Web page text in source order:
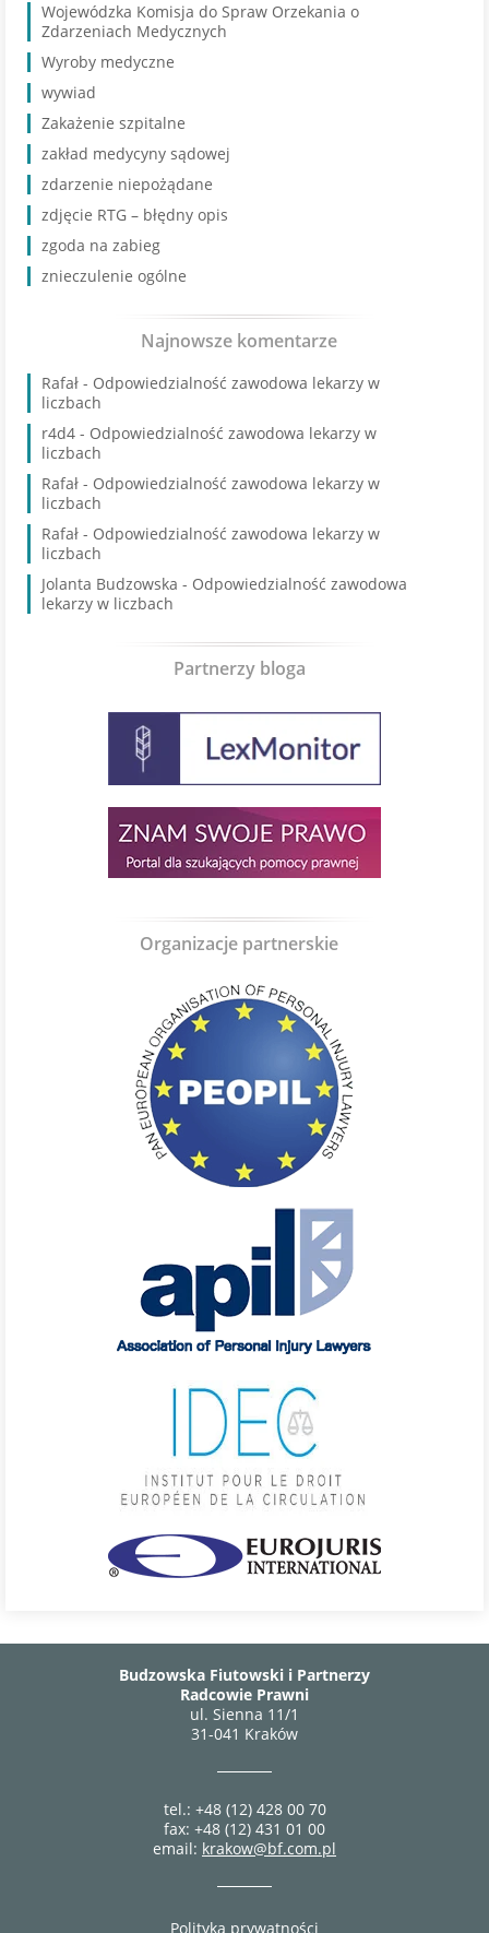
Wojewódzka Komisja do Spraw Orzekania o
Zdarzeniach Medycznych
Wyroby medyczne
wywiad
Zakażenie szpitalne
zakład medycyny sądowej
zdarzenie niepożądane
zdjęcie RTG – błędny opis
zgoda na zabieg
znieczulenie ogólne
Najnowsze komentarze
Rafał - Odpowiedzialność zawodowa lekarzy w
liczbach
r4d4 - Odpowiedzialność zawodowa lekarzy w
liczbach
Rafał - Odpowiedzialność zawodowa lekarzy w
liczbach
Rafał - Odpowiedzialność zawodowa lekarzy w
liczbach
Jolanta Budzowska - Odpowiedzialność zawodowa
lekarzy w liczbach
Partnerzy bloga
Organizacje partnerskie
Budzowska Fiutowski i Partnerzy
Radcowie Prawni
ul. Sienna 11/1
31-041 Kraków
tel.: +48 (12) 428 00 70
fax: +48 (12) 431 01 00
email: krakow@bf.com.pl
Polityka prywatności